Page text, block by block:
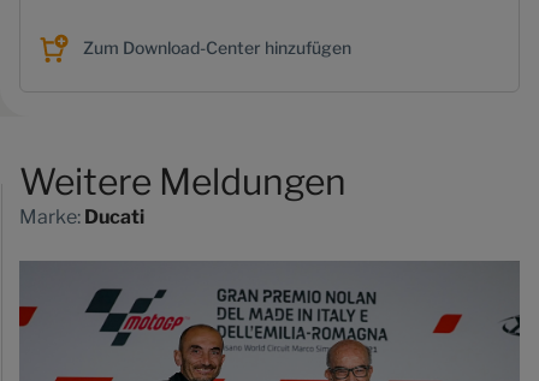
Zum Download-Center hinzufügen
Weitere Meldungen
Marke: Ducati